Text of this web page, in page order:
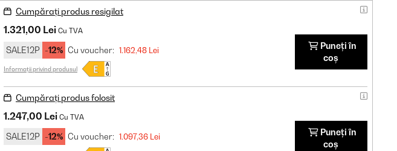
Cumpărați produs resigilat
1.321,00 Lei Cu TVA
SALE12P -12% Cu voucher: 1.162,48 Lei
Informații privind produsul
Puneți în
coș
Cumpărați produs folosit
1.247,00 Lei Cu TVA
SALE12P -12% Cu voucher: 1.097,36 Lei
Puneți în
coș